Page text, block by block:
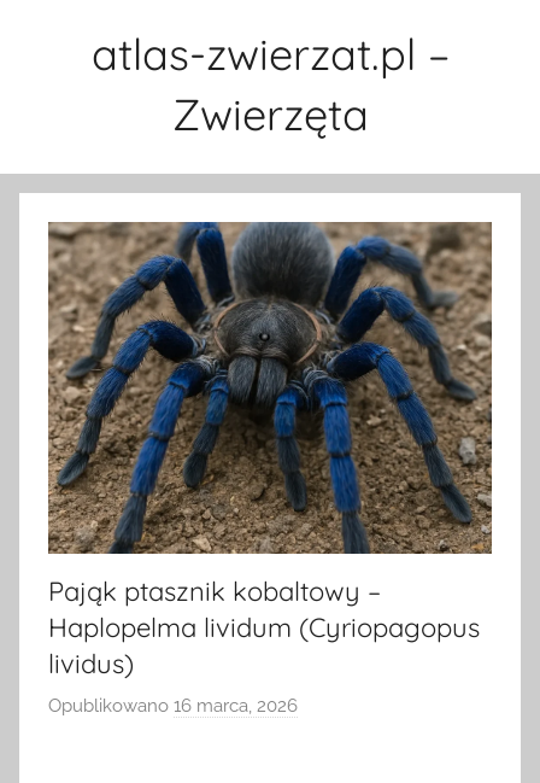
atlas-zwierzat.pl –
Zwierzęta
Pająk ptasznik kobaltowy –
Haplopelma lividum (Cyriopagopus
lividus)
Opublikowano 16 marca, 2026